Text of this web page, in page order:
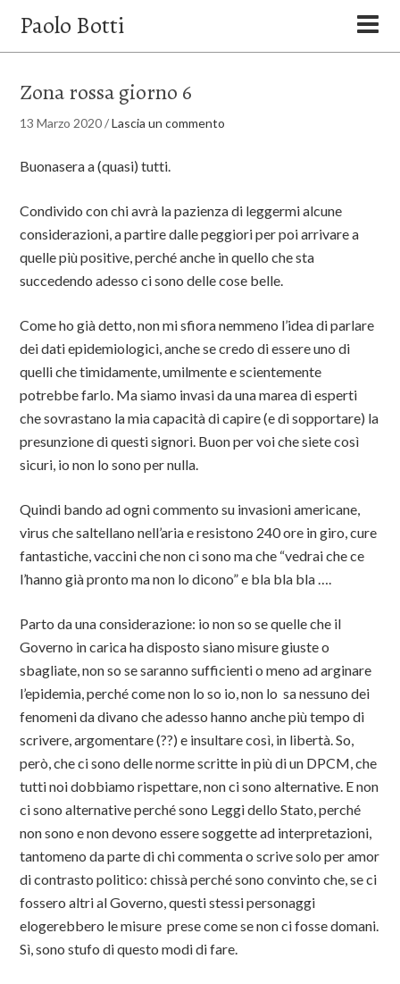
Paolo Botti
Zona rossa giorno 6
13 Marzo 2020/Lascia un commento
Buonasera a (quasi) tutti.
Condivido con chi avrà la pazienza di leggermi alcune
considerazioni, a partire dalle peggiori per poi arrivare a
quelle più positive, perché anche in quello che sta
succedendo adesso ci sono delle cose belle.
Come ho già detto, non mi sfiora nemmeno l’idea di parlare
dei dati epidemiologici, anche se credo di essere uno di
quelli che timidamente, umilmente e scientemente
potrebbe farlo. Ma siamo invasi da una marea di esperti
che sovrastano la mia capacità di capire (e di sopportare) la
presunzione di questi signori. Buon per voi che siete così
sicuri, io non lo sono per nulla.
Quindi bando ad ogni commento su invasioni americane,
virus che saltellano nell’aria e resistono 240 ore in giro, cure
fantastiche, vaccini che non ci sono ma che “vedrai che ce
l’hanno già pronto ma non lo dicono” e bla bla bla ….
Parto da una considerazione: io non so se quelle che il
Governo in carica ha disposto siano misure giuste o
sbagliate, non so se saranno sufficienti o meno ad arginare
l’epidemia, perché come non lo so io, non lo sa nessuno dei
fenomeni da divano che adesso hanno anche più tempo di
scrivere, argomentare (??) e insultare così, in libertà. So,
però, che ci sono delle norme scritte in più di un DPCM, che
tutti noi dobbiamo rispettare, non ci sono alternative. E non
ci sono alternative perché sono Leggi dello Stato, perché
non sono e non devono essere soggette ad interpretazioni,
tantomeno da parte di chi commenta o scrive solo per amor
di contrasto politico: chissà perché sono convinto che, se ci
fossero altri al Governo, questi stessi personaggi
elogerebbero le misure prese come se non ci fosse domani.
Sì, sono stufo di questo modi di fare.